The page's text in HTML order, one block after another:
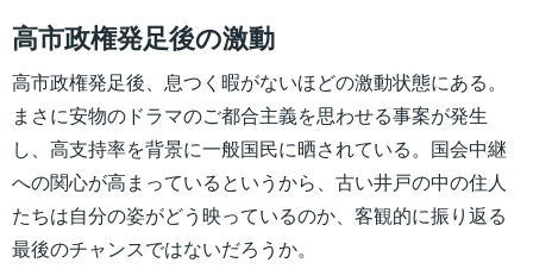
高市政権発足後の激動
高市政権発足後、息つく暇がないほどの激動状態にある。
まさに安物のドラマのご都合主義を思わせる事案が発生
し、高支持率を背景に一般国民に晒されている。国会中継
への関心が高まっているというから、古い井戸の中の住人
たちは自分の姿がどう映っているのか、客観的に振り返る
最後のチャンスではないだろうか。